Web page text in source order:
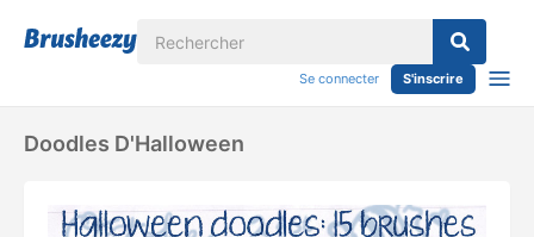
Se connecter S'inscrire
Doodles D'Halloween